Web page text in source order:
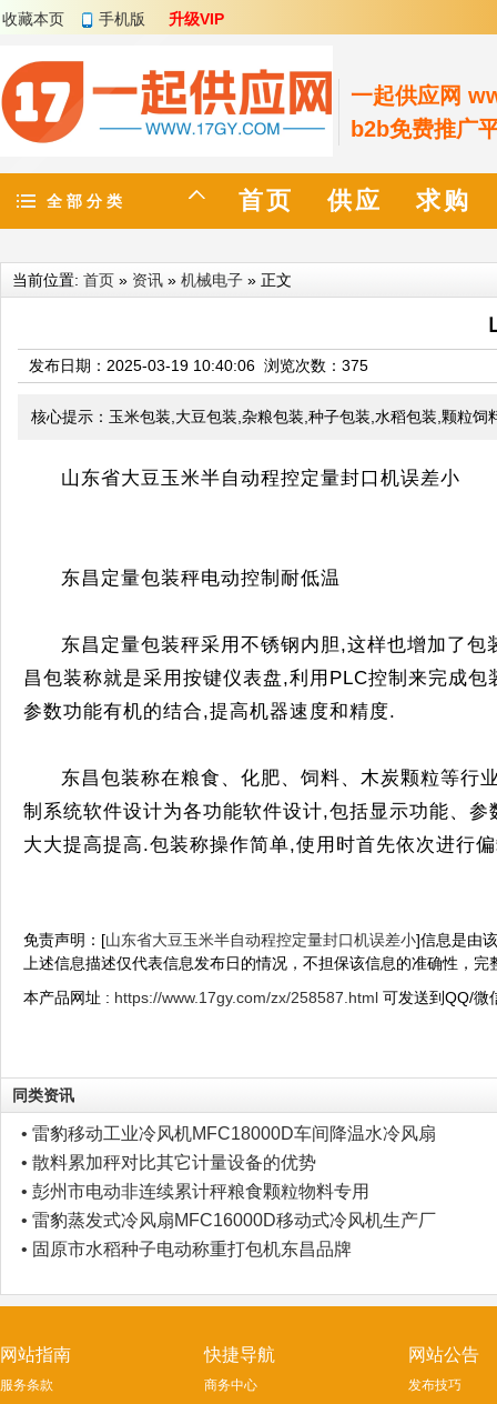
收藏本页 手机版 升级VIP
一起供应网
b2b免费推广
全 部 分 类 首页 供应 求购
当前位置: 首页 » 资讯 » 机械电子 » 正文
发布日期：2025-03-19 10:40:06 浏览次数： 375
核心提示：玉米包装,大豆包装,杂粮包装,种子包装,水稻包装,颗粒
山东省大豆玉米半自动程控定量封口机误差小
东昌定量包装秤电动控制耐低温
东昌定量包装秤采用不锈钢内胆,这样也增加了
昌包装称就是采用按键仪表盘,利用PLC控制来完成
参数功能有机的结合,提高机器速度和精度.
东昌包装称在粮食、化肥、饲料、木炭颗粒等行
制系统软件设计为各功能软件设计,包括显示功能、
大大提高提高.包装称操作简单,使用时首先依次进行
免责声明：[山东省大豆玉米半自动程控定量封口机误差小]信息是由
上述信息描述仅代表信息发布日的情况，不担保该信息的准确性，
本产品网址 : https://www.17gy.com/zx/258587.html 可发送到QQ/微
同类资讯
• 雷豹移动工业冷风机MFC18000D车间降温水冷风扇
• 散料累加秤对比其它计量设备的优势
• 彭州市电动非连续累计秤粮食颗粒物料专用
• 雷豹蒸发式冷风扇MFC16000D移动式冷风机生产厂
• 固原市水稻种子电动称重打包机东昌品牌
网站指南
服务条款
快捷导航
商务中心
网站公告
发布技巧